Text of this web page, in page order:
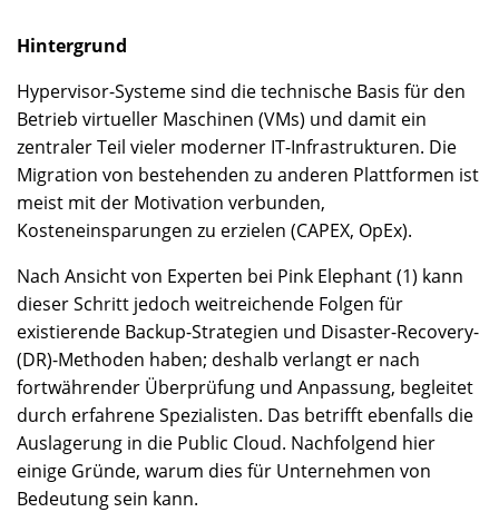
Hintergrund
Hypervisor-Systeme sind die technische Basis für den
Betrieb virtueller Maschinen (VMs) und damit ein
zentraler Teil vieler moderner IT-Infrastrukturen. Die
Migration von bestehenden zu anderen Plattformen ist
meist mit der Motivation verbunden,
Kosteneinsparungen zu erzielen (CAPEX, OpEx).
Nach Ansicht von Experten bei Pink Elephant (1) kann
dieser Schritt jedoch weitreichende Folgen für
existierende Backup-Strategien und Disaster-Recovery-
(DR)-Methoden haben; deshalb verlangt er nach
fortwährender Überprüfung und Anpassung, begleitet
durch erfahrene Spezialisten. Das betrifft ebenfalls die
Auslagerung in die Public Cloud. Nachfolgend hier
einige Gründe, warum dies für Unternehmen von
Bedeutung sein kann.